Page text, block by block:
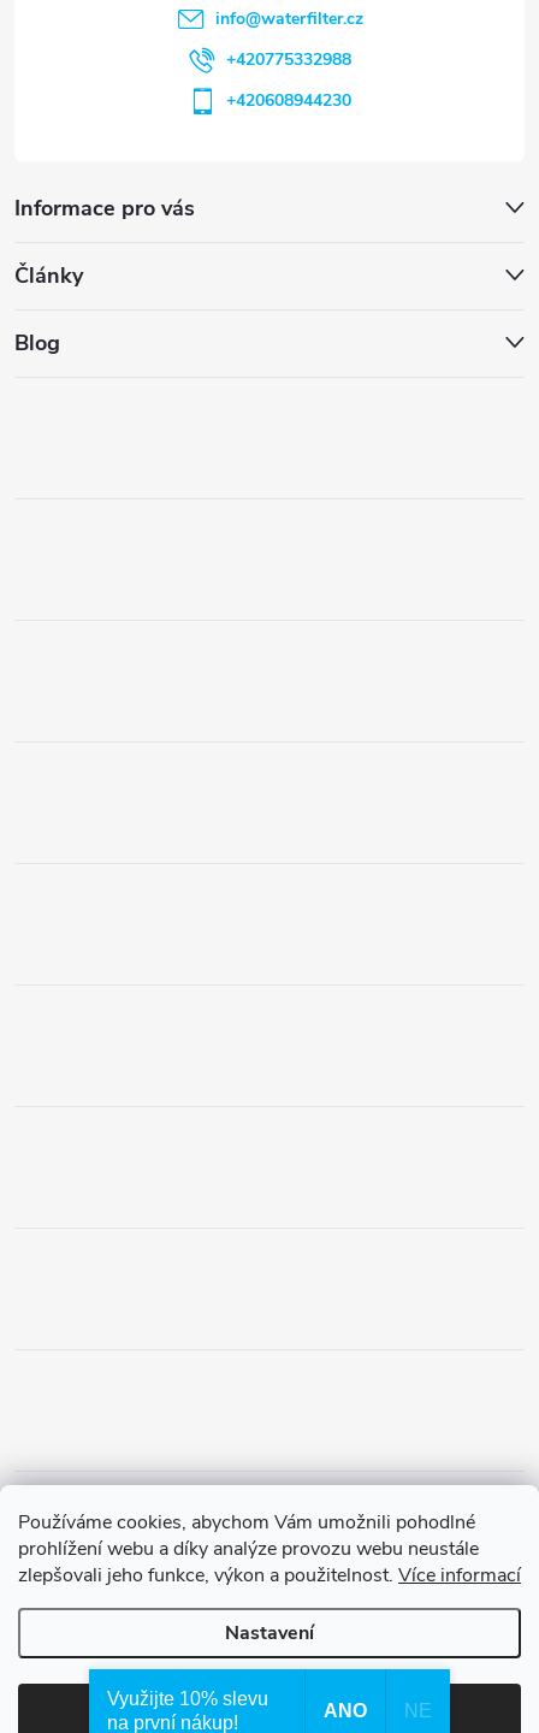
Používáme cookies, abychom Vám umožnili pohodlné
prohlížení webu a díky analýze provozu webu neustále
zlepšovali jeho funkce, výkon a použitelnost. Více informací
Nastavení
Souhlasím
Informace pro vás
Články
Blog
info@waterfilter.cz
+420775332988
+420608944230
Zásady ochrany osobních údajů
Doprava a platba Tříletá záruka
Copyright 2026 . Všechna práva vyhrazena.
Využijte 10% slevu
na první nákup!
ANO NE